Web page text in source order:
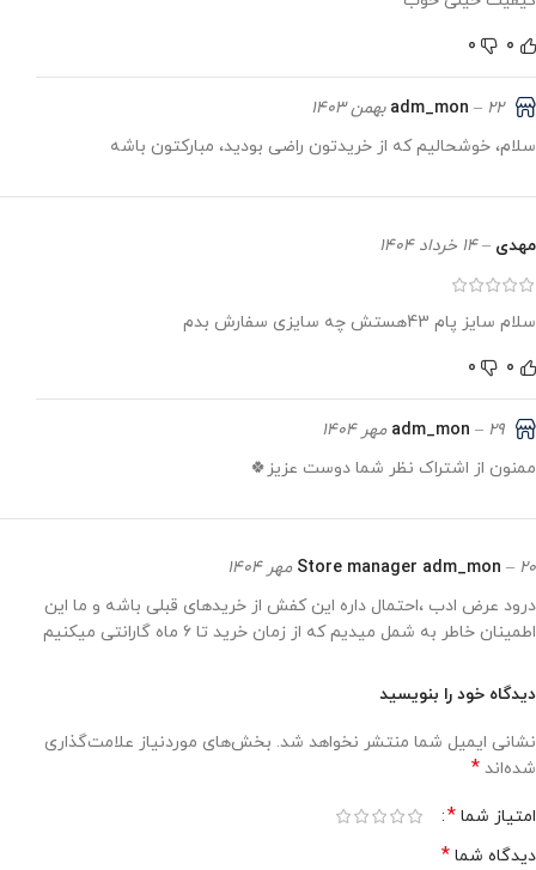
0
0
adm_mon
– 22 بهمن 1403
سلام، خوشحالیم که از خریدتون راضی بودید، مبارکتون باشه
مهدی – 14 خرداد 1404
سلام سایز پام 43هستش چه سایزی سفارش بدم
0
0
adm_mon
– 29 مهر 1404
ممنون از اشتراک نظر شما دوست عزیز🍀
Store manager adm_mon – 20 مهر 1404
درود عرض ادب ،احتمال داره این کفش از خریدهای قبلی باشه و ما این
اطمینان خاطر به شمل میدیم که از زمان خرید تا ۶ ماه گارانتی میکنیم
دیدگاه خود را بنویسید
نشانی ایمیل شما منتشر نخواهد شد. بخش‌های موردنیاز علامت‌گذاری
شده‌اند *
امتیاز شما *
دیدگاه شما *